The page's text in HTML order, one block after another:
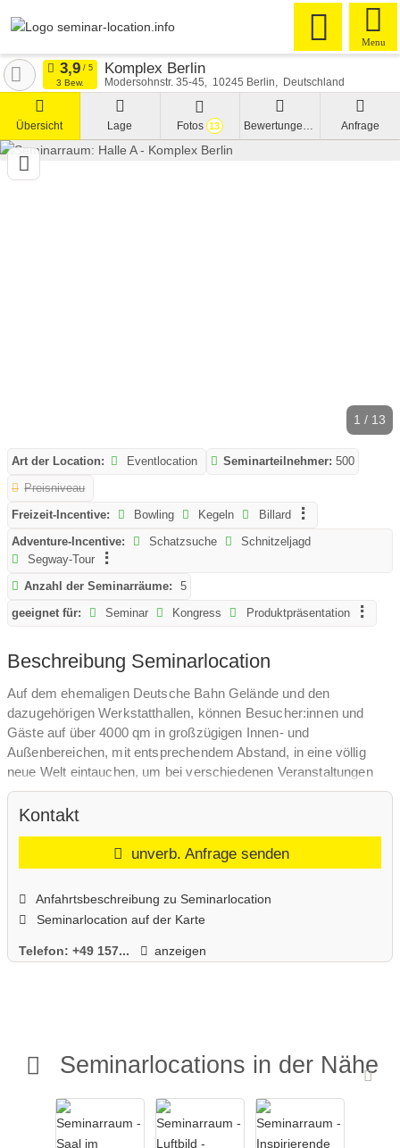
Menu
Komplex Berlin
Modersohnstr. 35-45 10245 Berlin Deutschland
3 Bew.
Übersicht Lage Fotos 13 Bewertungen Anfrage
1 / 13
Art der Location: Eventlocation Seminarteilnehmer: 500
Preisniveau
Freizeit-Incentive:
Bowling Kegeln
Billard
Adventure-Incentive:
Schatzsuche
Schnitzeljagd
Segway-Tour
Anzahl der Seminarräume:
5
geeignet für:
Seminar Kongress Produktpräsentation
Beschreibung Seminarlocation
Auf dem ehemaligen Deutsche Bahn Gelände und den
dazugehörigen Werkstatthallen, können Besucher:innen und
Gäste auf über 4000 qm in großzügigen Innen- und
Außenbereichen, mit entsprechendem Abstand, in eine völlig
neue Welt eintauchen, um bei verschiedenen Veranstaltungen
gemeinsame Momente zu teilen oder bei zahlreichen Workshops
und Seminarprojekten selbst Teil des Projekts zu werden.
Kontakt
unverb. Anfrage senden
Anfahrtsbeschreibung zu Seminarlocation
Seminarlocation auf der Karte
Telefon: +49 157... anzeigen
Seminarlocations in der Nähe